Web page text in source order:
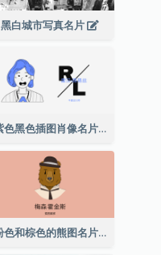
黑白城市写真名片
紫色黑色插图肖像名片
粉色和棕色的熊图名片